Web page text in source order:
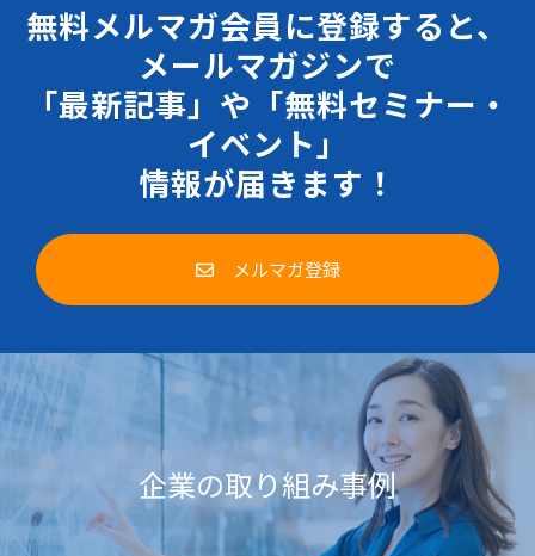
無料メルマガ会員に登録すると、
メールマガジンで
「最新記事」や「無料セミナー・
イベント」
情報が届きます！
メルマガ登録
企業の取り組み事例